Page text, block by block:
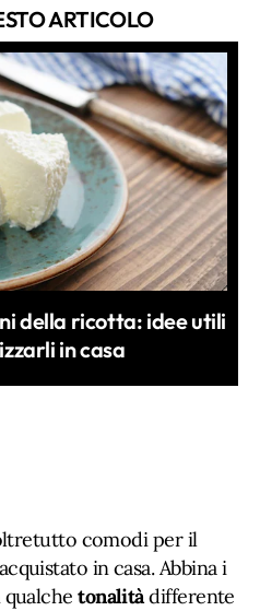
ARTICOLO
della ricotta: idee utili
in casa
comodi per il
in casa. Abbina i
qualchetonalitàdifferente